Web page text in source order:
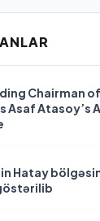
Chairman
Asaf Atasoy’s
Hatay